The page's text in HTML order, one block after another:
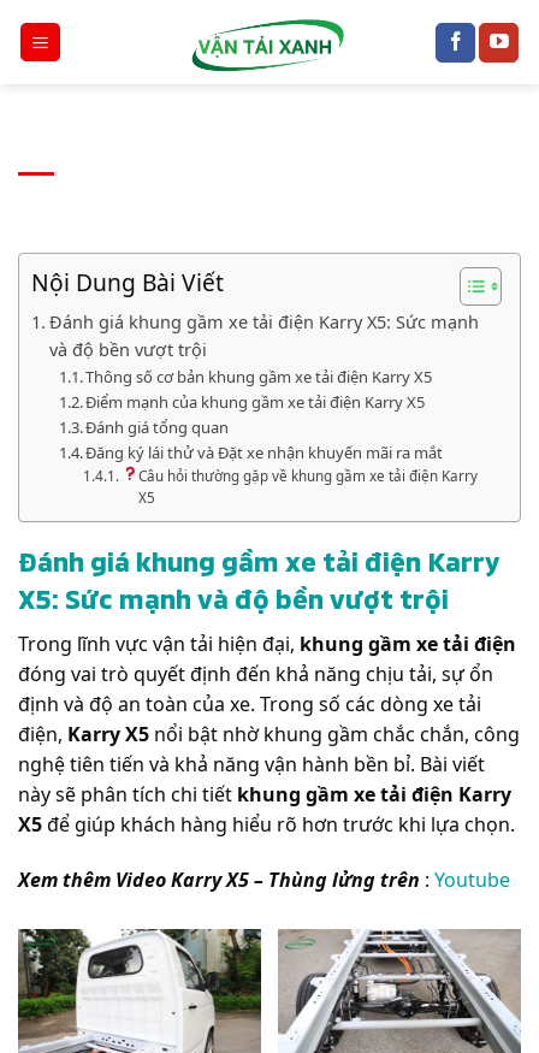
đến
Nội Dung Bài Viết
Đánh giá khung gầm xe tải điện Karry X5: Sức mạnh
và độ bền vượt trội
Thông số cơ bản khung gầm xe tải điện Karry X5
Điểm mạnh của khung gầm xe tải điện Karry X5
Đánh giá tổng quan
Đăng ký lái thử và Đặt xe nhận khuyến mãi ra mắt
Câu hỏi thường gặp về khung gầm xe tải điện Karry
X5
Đánh giá khung gầm xe tải điện Karry
X5: Sức mạnh và độ bền vượt trội
Trong lĩnh vực vận tải hiện đại, khung gầm xe tải điện
đóng vai trò quyết định đến khả năng chịu tải, sự ổn
định và độ an toàn của xe. Trong số các dòng xe tải
điện, Karry X5 nổi bật nhờ khung gầm chắc chắn, công
nghệ tiên tiến và khả năng vận hành bền bỉ. Bài viết
này sẽ phân tích chi tiết khung gầm xe tải điện Karry
X5để giúp khách hàng hiểu rõ hơn trước khi lựa chọn.
Xem thêm Video Karry X5 – Thùng lửng trên : Youtube